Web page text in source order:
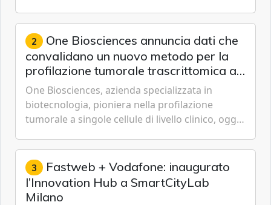
sostenibilità 2026, una panora...
2 One Biosciences annuncia dati che
convalidano un nuovo metodo per la
profilazione tumorale trascrittomica a
singole cellule da campioni istologici
One Biosciences, azienda specializzata in
biotecnologia, pioniera nella profilazione
tumorale a singole cellule di livello clinico, oggi
espressione dell'...
3 Fastweb + Vodafone: inaugurato
l’Innovation Hub a SmartCityLab
Milano